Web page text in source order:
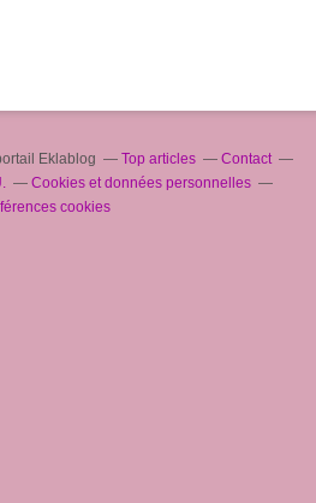
Eklablog Top articles
Contact
Cookies et données personnelles
cookies